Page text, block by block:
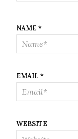
NAME *
EMAIL *
WEBSITE